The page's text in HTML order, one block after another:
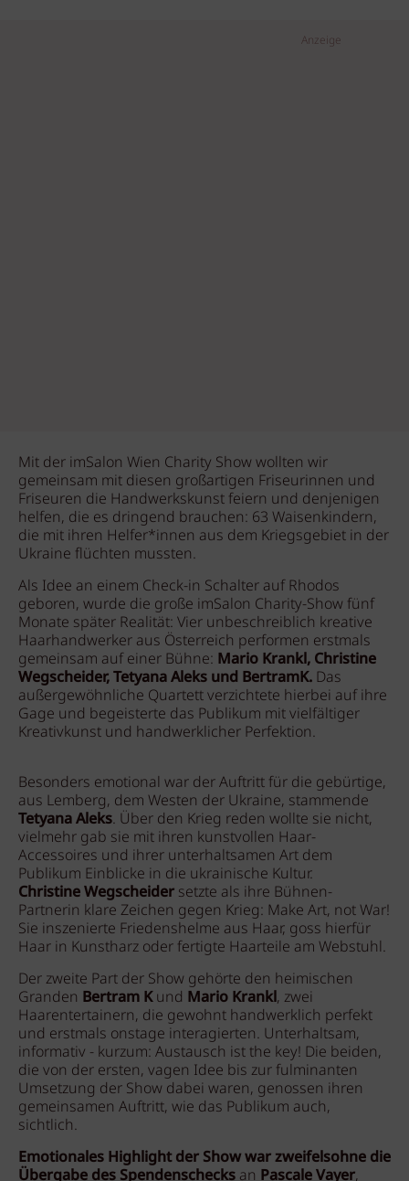
Anzeige
Mit der imSalon Wien Charity Show wollten wir
gemeinsam mit diesen großartigen Friseurinnen und
Friseuren die Handwerkskunst feiern und denjenigen
helfen, die es dringend brauchen: 63 Waisenkindern,
die mit ihren Helfer*innen aus dem Kriegsgebiet in der
Ukraine flüchten mussten.
Als Idee an einem Check-in Schalter auf Rhodos
geboren, wurde die große imSalon Charity-Show fünf
Monate später Realität: Vier unbeschreiblich kreative
Haarhandwerker aus Österreich performen erstmals
gemeinsam auf einer Bühne: Mario Krankl, Christine
Wegscheider, Tetyana Aleks und BertramK. Das
außergewöhnliche Quartett verzichtete hierbei auf ihre
Gage und begeisterte das Publikum mit vielfältiger
Kreativkunst und handwerklicher Perfektion.
Besonders emotional war der Auftritt für die gebürtige,
aus Lemberg, dem Westen der Ukraine, stammende
Tetyana Aleks. Über den Krieg reden wollte sie nicht,
vielmehr gab sie mit ihren kunstvollen Haar-
Accessoires und ihrer unterhaltsamen Art dem
Publikum Einblicke in die ukrainische Kultur.
Christine Wegscheider setzte als ihre Bühnen-
Partnerin klare Zeichen gegen Krieg: Make Art, not War!
Sie inszenierte Friedenshelme aus Haar, goss hierfür
Haar in Kunstharz oder fertigte Haarteile am Webstuhl.
Der zweite Part der Show gehörte den heimischen
Granden Bertram Kund Mario Krankl, zwei
Haarentertainern, die gewohnt handwerklich perfekt
und erstmals onstage interagierten. Unterhaltsam,
informativ - kurzum: Austausch ist the key! Die beiden,
die von der ersten, vagen Idee bis zur fulminanten
Umsetzung der Show dabei waren, genossen ihren
gemeinsamen Auftritt, wie das Publikum auch,
sichtlich.
Emotionales Highlight der Show war zweifelsohne die
Übergabe des Spendenschecks an Pascale Vayer,